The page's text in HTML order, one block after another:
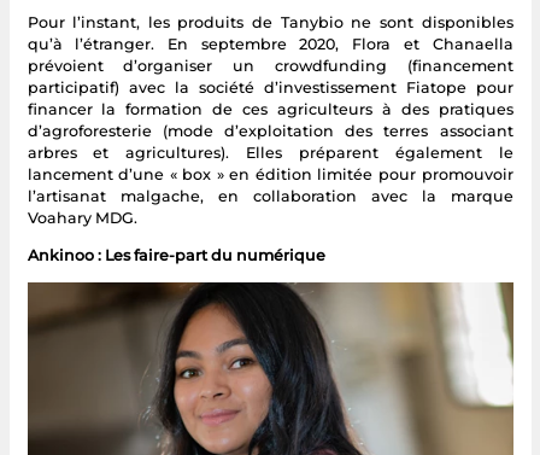
Pour l’instant, les produits de Tanybio ne sont disponibles
qu’à l’étranger. En septembre 2020, Flora et Chanaella
prévoient d’organiser un crowdfunding (financement
participatif) avec la société d’investissement Fiatope pour
financer la formation de ces agriculteurs à des pratiques
d’agroforesterie (mode d’exploitation des terres associant
arbres et agricultures). Elles préparent également le
lancement d’une « box » en édition limitée pour promouvoir
l’artisanat malgache, en collaboration avec la marque
Voahary MDG.
Ankinoo : Les faire-part du numérique